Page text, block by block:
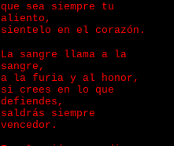
que sea siempre tu
aliento,
sientelo en el corazón.
La sangre llama a la
sangre,
a la furia y al honor,
si crees en lo que
defiendes,
saldrás siempre
vencedor.